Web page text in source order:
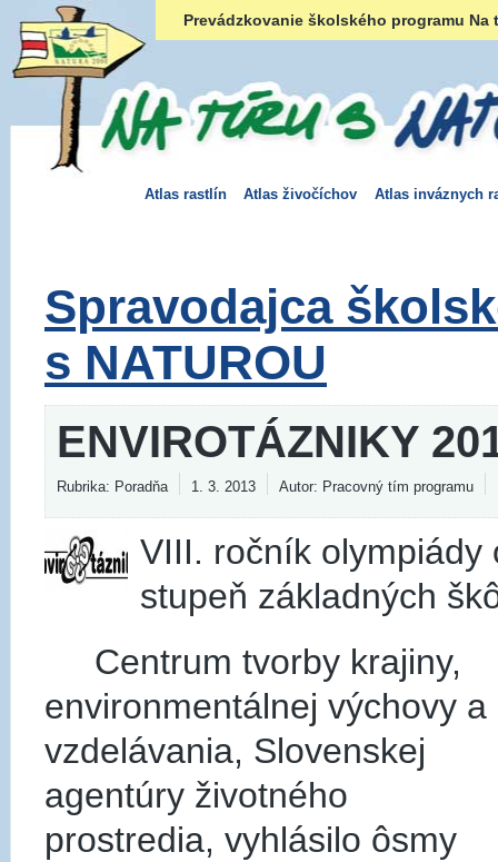
Prevádzkovanie školského programu
Atlas rastlín Atlas živočíchov Atlas inváznych
Spravodajca
s NATUROU
ENVIROTÁZNIKY
Rubrika: Poradňa 1. 3. 2013 Autor: Pracovný tím programu
VIII. ročník
stupeň základných
Centrum tvorby krajiny,
environmentálnej výchovy a
vzdelávania, Slovenskej
agentúry životného
prostredia, vyhlásilo ôsmy